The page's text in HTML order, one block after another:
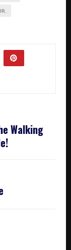
Walking